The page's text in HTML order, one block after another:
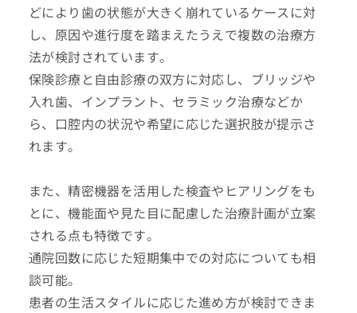
どにより歯の状態が大きく崩れているケースに対
し、原因や進行度を踏まえたうえで複数の治療方
法が検討されています。
保険診療と自由診療の双方に対応し、ブリッジや
入れ歯、インプラント、セラミック治療などか
ら、口腔内の状況や希望に応じた選択肢が提示さ
れます。
また、精密機器を活用した検査やヒアリングをも
とに、機能面や見た目に配慮した治療計画が立案
される点も特徴です。
通院回数に応じた短期集中での対応についても相
談可能。
患者の生活スタイルに応じた進め方が検討できま